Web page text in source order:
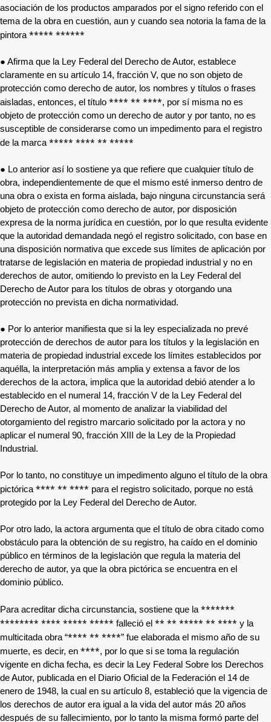
asociación de los productos amparados por el signo referido con el
tema de la obra en cuestión, aun y cuando sea notoria la fama de la
pintora ***** ******
● Afirma que la Ley Federal del Derecho de Autor, establece
claramente en su artículo 14, fracción V, que no son objeto de
protección como derecho de autor, los nombres y títulos o frases
aisladas, entonces, el título **** ** ****, por sí misma no es
objeto de protección como un derecho de autor y por tanto, no es
susceptible de considerarse como un impedimento para el registro
de la marca ***** **** ** *****
● Lo anterior así lo sostiene ya que refiere que cualquier título de
obra, independientemente de que el mismo esté inmerso dentro de
una obra o exista en forma aislada, bajo ninguna circunstancia será
objeto de protección como derecho de autor, por disposición
expresa de la norma jurídica en cuestión, por lo que resulta evidente
que la autoridad demandada negó el registro solicitado, con base en
una disposición normativa que excede sus límites de aplicación por
tratarse de legislación en materia de propiedad industrial y no en
derechos de autor, omitiendo lo previsto en la Ley Federal del
Derecho de Autor para los títulos de obras y otorgando una
protección no prevista en dicha normatividad.
● Por lo anterior manifiesta que si la ley especializada no prevé
protección de derechos de autor para los títulos y la legislación en
materia de propiedad industrial excede los límites establecidos por
aquélla, la interpretación más amplia y extensa a favor de los
derechos de la actora, implica que la autoridad debió atender a lo
establecido en el numeral 14, fracción V de la Ley Federal del
Derecho de Autor, al momento de analizar la viabilidad del
otorgamiento del registro marcario solicitado por la actora y no
aplicar el numeral 90, fracción XIII de la Ley de la Propiedad
Industrial.
Por lo tanto, no constituye un impedimento alguno el título de la obra
pictórica **** ** **** para el registro solicitado, porque no está
protegido por la Ley Federal del Derecho de Autor.
Por otro lado, la actora argumenta que el título de obra citado como
obstáculo para la obtención de su registro, ha caído en el dominio
público en términos de la legislación que regula la materia del
derecho de autor, ya que la obra pictórica se encuentra en el
dominio público.
Para acreditar dicha circunstancia, sostiene que la *******
******** **** ***** ***** falleció el ** ** ***** ** **** y la
multicitada obra “**** ** ****” fue elaborada el mismo año de su
muerte, es decir, en ****, por lo que si se toma la regulación
vigente en dicha fecha, es decir la Ley Federal Sobre los Derechos
de Autor, publicada en el Diario Oficial de la Federación el 14 de
enero de 1948, la cual en su artículo 8, estableció que la vigencia de
los derechos de autor era igual a la vida del autor más 20 años
después de su fallecimiento, por lo tanto la misma formó parte del